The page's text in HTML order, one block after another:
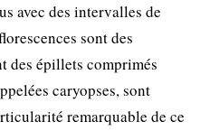
avec des intervalles de
sont des
des épillets comprimés
caryopses, sont
remarquable de ce